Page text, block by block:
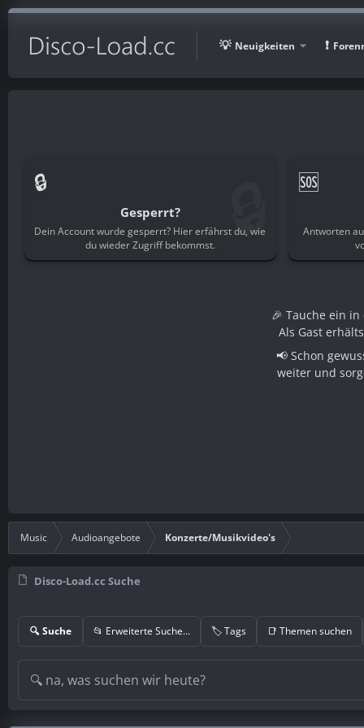
Neuigkeiten
🔒
Gesperrt?
Dein Account wurde gesperrt? Hier erfährst du, wie
du wieder Zugriff bekommst.
🔒 🆘
Antworten
🎉 Tauche ein
Als Gast
📢 Schon
weiter und
Music Audioangebote Konzerte/Musikvideo's
Disco-Load.cc Suche
🔍 Suche 📂 Erweiterte Suche… 🏷️ Tags 📑 Themen suchen